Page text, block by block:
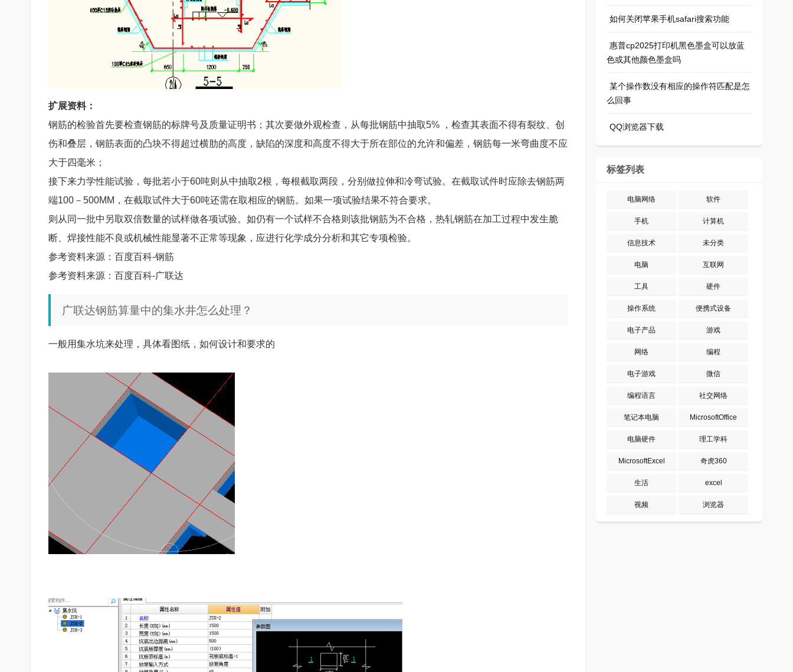
扩展资料：
钢筋的检验首先要检查钢筋的标牌号及质量证明书；其次要做外观检查，从每批钢筋中抽取5% ，检查其表面不得有裂纹、创
伤和叠层，钢筋表面的凸块不得超过横肋的高度，缺陷的深度和高度不得大于所在部位的允许和偏差，钢筋每一米弯曲度不应
大于四毫米；
接下来力学性能试验，每批若小于60吨则从中抽取2根，每根截取两段，分别做拉伸和冷弯试验。在截取试件时应除去钢筋两
端100－500MM，在截取试件大于60吨还需在取相应的钢筋。如果一项试验结果不符合要求。
则从同一批中另取双倍数量的试样做各项试验。如仍有一个试样不合格则该批钢筋为不合格，热轧钢筋在加工过程中发生脆
断、焊接性能不良或机械性能显著不正常等现象，应进行化学成分分析和其它专项检验。
参考资料来源：百度百科-钢筋
参考资料来源：百度百科-广联达
广联达钢筋算量中的集水井怎么处理？
一般用集水坑来处理，具体看图纸，如何设计和要求的
如何关闭苹果手机safari搜索功能
惠普cp2025打印机黑色墨盒可以放蓝
色或其他颜色墨盒吗
某个操作数没有相应的操作符匹配是怎
么回事
QQ浏览器下载
标签列表
电脑网络 软件
手机 计算机
信息技术 未分类
电脑 互联网
工具 硬件
操作系统 便携式设备
电子产品 游戏
网络 编程
电子游戏 微信
编程语言 社交网络
笔记本电脑 MicrosoftOffice
电脑硬件 理工学科
MicrosoftExcel 奇虎360
生活 excel
视频 浏览器